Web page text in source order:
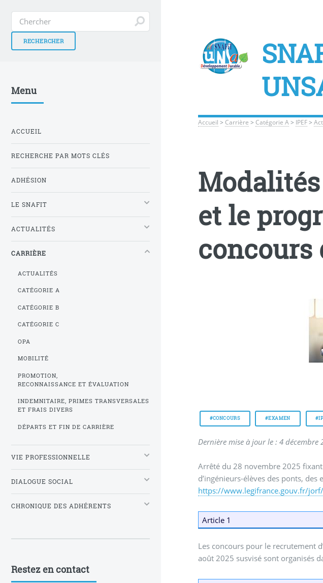
Accueil >Carrière >Catégorie A> IPEF>
et le
concours
#CONCOURS #EXAMEN
Dernière mise à jour le : 4 décembre
Arrêté du 28 novembre 2025
d’ingénieurs-élèves des ponts, des
https://www.legifrance.gouv.fr/jorf/
Article 1
Les concours pour le recrutement
août 2025 susvisé sont organisés
Menu
ACCUEIL
RECHERCHE PAR MOTS CLÉS
ADHÉSION
LE SNAFIT
ACTUALITÉS
CARRIÈRE
ACTUALITÉS
CATÉGORIE A
CATÉGORIE B
CATÉGORIE C
OPA
MOBILITÉ
PROMOTION,
RECONNAISSANCE ET ÉVALUATION
INDEMNITAIRE, PRIMES TRANSVERSALES
ET FRAIS DIVERS
DÉPARTS ET FIN DE CARRIÈRE
VIE PROFESSIONNELLE
DIALOGUE SOCIAL
CHRONIQUE DES ADHÉRENTS
Restez en contact